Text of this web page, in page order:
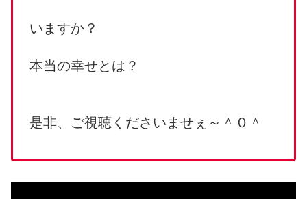
いますか？
本当の幸せとは？
是非、ご視聴くださいませぇ～＾０＾